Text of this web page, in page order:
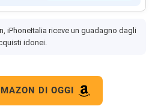
iPhoneItalia riceve un guadagno dagli
idonei.
DI OGGI